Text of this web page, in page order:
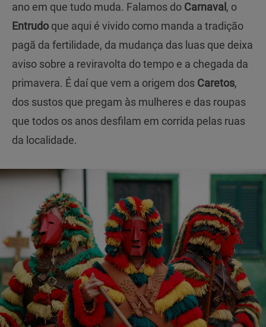
ano em que tudo muda. Falamos do Carnaval , o
Entrudo que aqui é vivido como manda a tradição
pagã da fertilidade, da mudança das luas que deixa
aviso sobre a reviravolta do tempo e a chegada da
primavera. É daí que vem a origem dos Caretos,
dos sustos que pregam às mulheres e das roupas
que todos os anos desfilam em corrida pelas ruas
da localidade.